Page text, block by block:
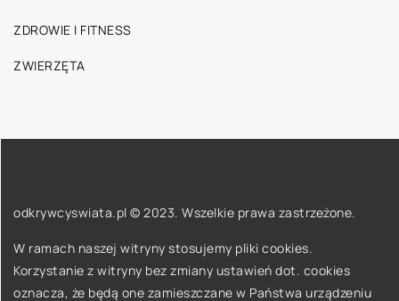
ZDROWIE I FITNESS
ZWIERZĘTA
odkrywcyswiata.pl © 2023. Wszelkie prawa zastrzeżone.
W ramach naszej witryny stosujemy pliki cookies.
Korzystanie z witryny bez zmiany ustawień dot. cookies
oznacza, że będą one zamieszczane w Państwa urządzeniu